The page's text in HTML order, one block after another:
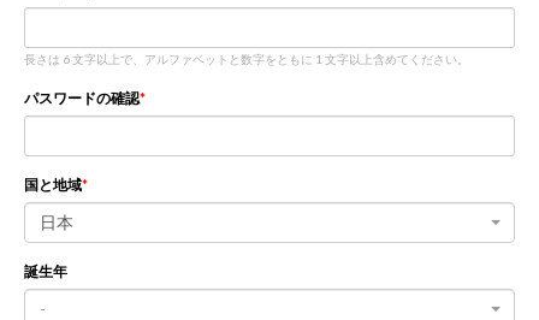
長さは 6 文字以上で、アルファベットと数字をともに 1 文字以上含めてください。
パスワードの確認
国と地域
日本
誕生年
-